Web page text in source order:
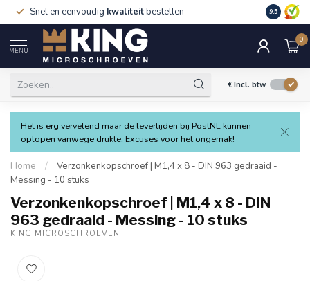
Snel en eenvoudig kwaliteitbestellen 9.5
MENU
0
€Incl. btw
Het is erg vervelend maar de levertijden bij PostNL kunnen
oplopen vanwege drukte. Excuses voor het ongemak!
Home /
Verzonkenkopschroef | M1,4 x 8 - DIN 963 gedraaid -
Messing - 10 stuks
Verzonkenkopschroef | M1,4 x 8 - DIN
963 gedraaid - Messing - 10 stuks
KING MICROSCHROEVEN